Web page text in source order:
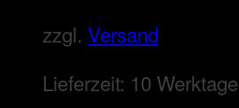
zzgl. Versand
Lieferzeit: 10 Werktage